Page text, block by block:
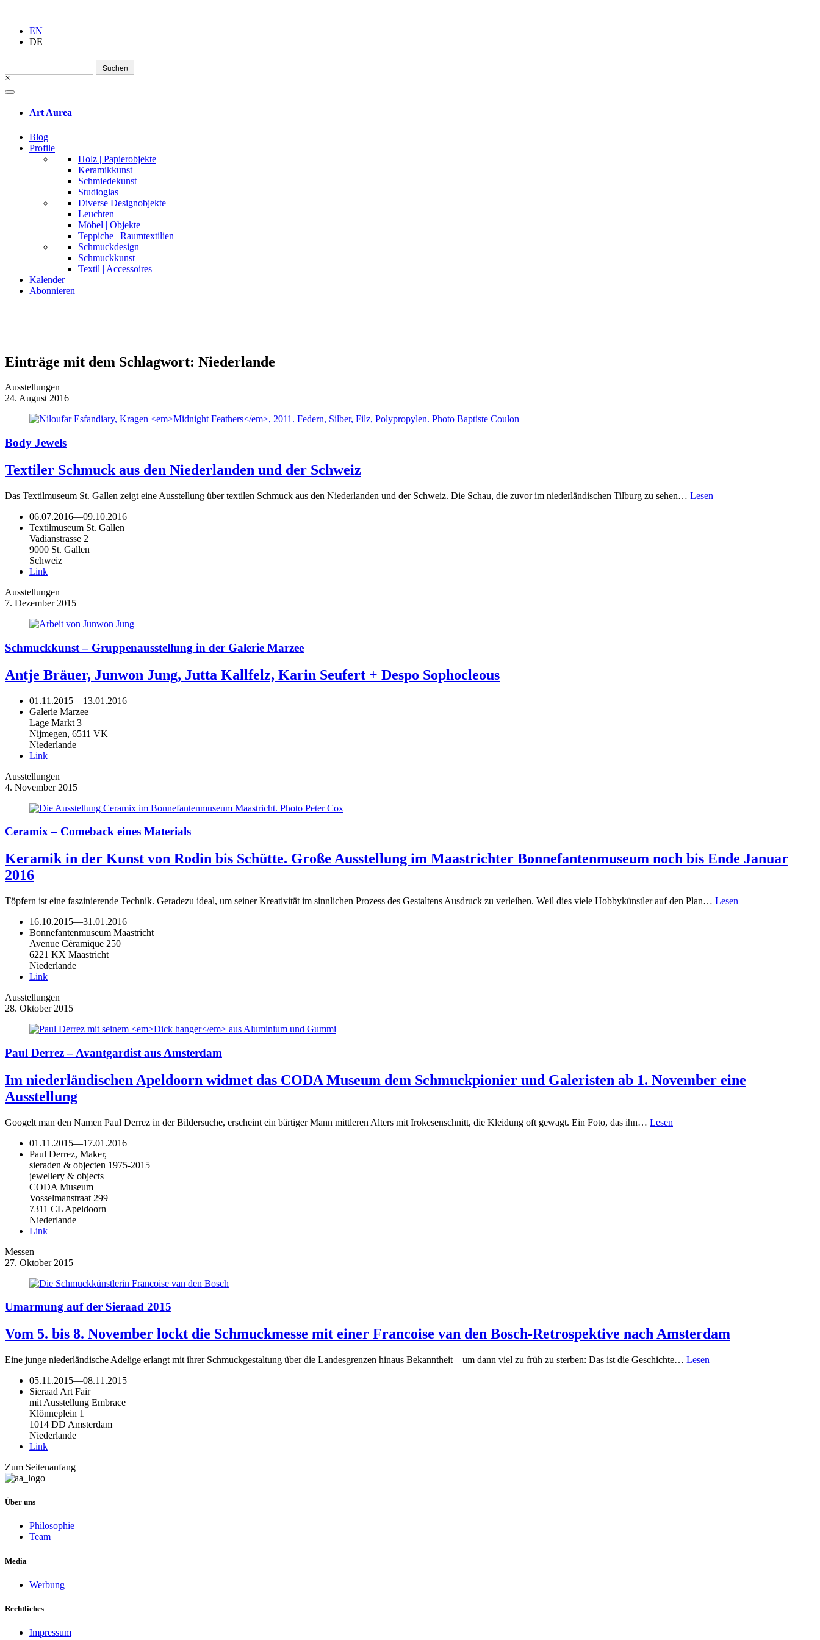
EN
DE
Suchen
nach:
×
Art Aurea
Blog
Profile
Holz | Papierobjekte
Keramikkunst
Schmiedekunst
Studioglas
Diverse Designobjekte
Leuchten
Möbel | Objekte
Teppiche | Raumtextilien
Schmuckdesign
Schmuckkunst
Textil | Accessoires
Kalender
Abonnieren
Einträge mit dem Schlagwort: Niederlande
Ausstellungen
24. August 2016
Body Jewels
Textiler Schmuck aus den Niederlanden und der Schweiz
Das Textilmuseum St. Gallen zeigt eine Ausstellung über textilen Schmuck aus den Niederlanden und der Schweiz. Die Schau, die zuvor im niederländischen Tilburg zu sehen… Lesen
06.07.2016—09.10.2016
Textilmuseum St. Gallen
Vadianstrasse 2
9000 St. Gallen
Schweiz
Link
Ausstellungen
7. Dezember 2015
Schmuckkunst – Gruppenausstellung in der Galerie Marzee
Antje Bräuer, Junwon Jung, Jutta Kallfelz, Karin Seufert + Despo Sophocleous
01.11.2015—13.01.2016
Galerie Marzee
Lage Markt 3
Nijmegen, 6511 VK
Niederlande
Link
Ausstellungen
4. November 2015
Ceramix – Comeback eines Materials
Keramik in der Kunst von Rodin bis Schütte. Große Ausstellung im Maastrichter Bonnefantenmuseum noch bis Ende Januar
2016
Töpfern ist eine faszinierende Technik. Geradezu ideal, um seiner Kreativität im sinnlichen Prozess des Gestaltens Ausdruck zu verleihen. Weil dies viele Hobbykünstler auf den Plan… Lesen
16.10.2015—31.01.2016
Bonnefantenmuseum Maastricht
Avenue Céramique 250
6221 KX Maastricht
Niederlande
Link
Ausstellungen
28. Oktober 2015
Paul Derrez – Avantgardist aus Amsterdam
Im niederländischen Apeldoorn widmet das CODA Museum dem Schmuckpionier und Galeristen ab 1. November eine
Ausstellung
Googelt man den Namen Paul Derrez in der Bildersuche, erscheint ein bärtiger Mann mittleren Alters mit Irokesenschnitt, die Kleidung oft gewagt. Ein Foto, das ihn… Lesen
01.11.2015—17.01.2016
Paul Derrez, Maker,
sieraden & objecten 1975-2015
jewellery & objects
CODA Museum
Vosselmanstraat 299
7311 CL Apeldoorn
Niederlande
Link
Messen
27. Oktober 2015
Umarmung auf der Sieraad 2015
Vom 5. bis 8. November lockt die Schmuckmesse mit einer Francoise van den Bosch-Retrospektive nach Amsterdam
Eine junge niederländische Adelige erlangt mit ihrer Schmuckgestaltung über die Landesgrenzen hinaus Bekanntheit – um dann viel zu früh zu sterben: Das ist die Geschichte… Lesen
05.11.2015—08.11.2015
Sieraad Art Fair
mit Ausstellung Embrace
Klönneplein 1
1014 DD Amsterdam
Niederlande
Link
Zum Seitenanfang
Über uns
Philosophie
Team
Media
Werbung
Rechtliches
Impressum